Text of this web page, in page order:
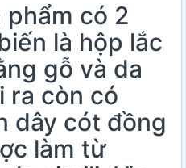
phẩm có 2
là hộp lắc
gỗ và da
ra còn có
dây cót đồng
làm từ